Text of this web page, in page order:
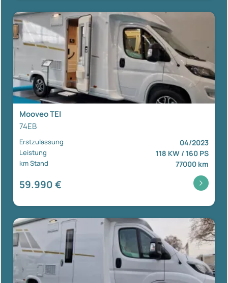
Mooveo TEI
74EB
Erstzulassung 04/2023
Leistung 118 KW / 160 PS
km Stand 77000 km
59.990 €